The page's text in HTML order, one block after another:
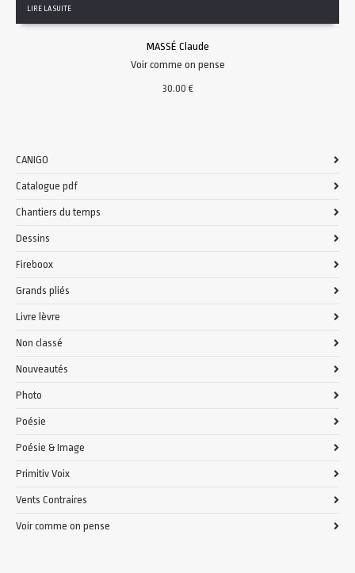
LIRE LA SUITE
MASSÉ Claude
Voir comme on pense
30.00€
CANIGO
Catalogue pdf
Chantiers du temps
Dessins
Fireboox
Grands pliés
Livre lèvre
Non classé
Nouveautés
Photo
Poésie
Poésie & Image
Primitiv Voix
Vents Contraires
Voir comme on pense